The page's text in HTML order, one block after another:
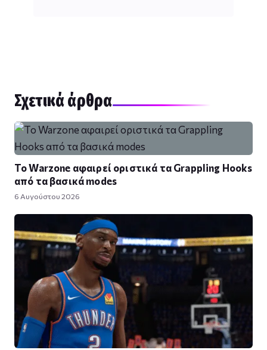
Σχετικά άρθρα
Το Warzone αφαιρεί οριστικά τα Grappling Hooks
από τα βασικά modes
6 Αυγούστου 2026